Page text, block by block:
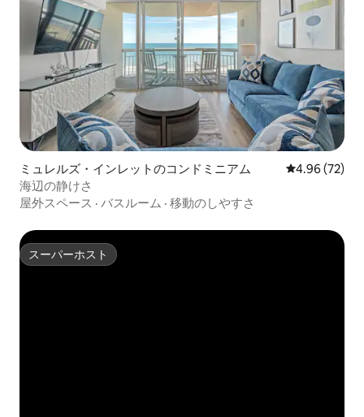
ミュレルズ・インレットのコンドミニアム レビュー72
4.96 (72)
海辺の静けさ
屋外スペース · バスルーム · 移動のしやすさ
スーパーホスト
スーパーホスト